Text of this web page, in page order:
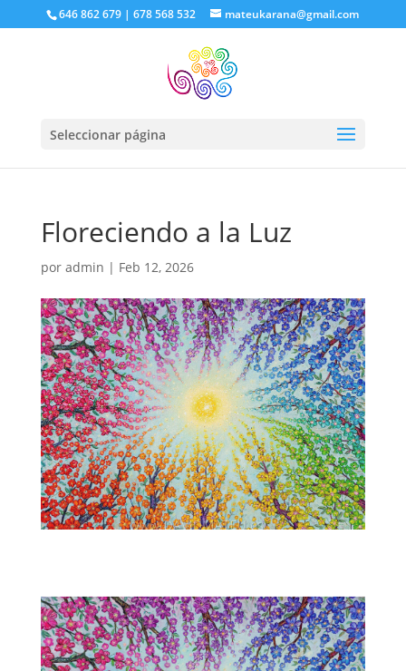
646 862 679 | 678 568 532 mateukarana@gmail.com
Seleccionar página
Floreciendo a la Luz
por admin | Feb 12, 2026